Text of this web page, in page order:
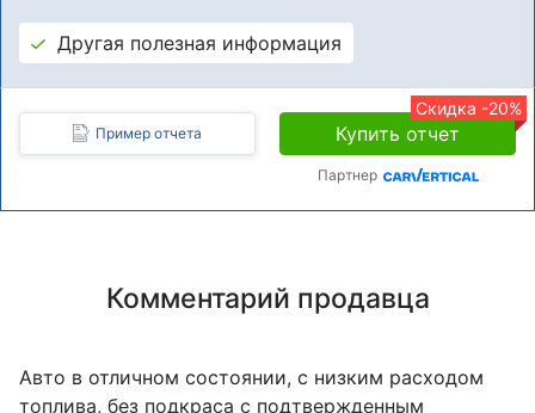
Другая полезная информация
Пример отчета
Скидка -20%
Купить отчет
Партнер
Комментарий продавца
Авто в отличном состоянии, с низким расходом
топлива, без подкраса с подтвержденным